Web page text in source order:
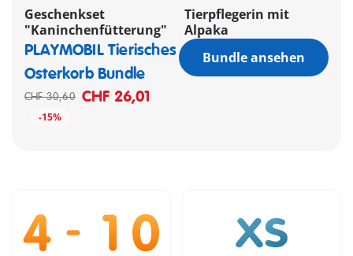
Geschenkset
"Kaninchenfütterung"
Tierpflegerin mit
Alpaka
PLAYMOBIL Tierisches
Osterkorb Bundle
CHF 30,60 CHF 26,01
-15%
Bundle ansehen